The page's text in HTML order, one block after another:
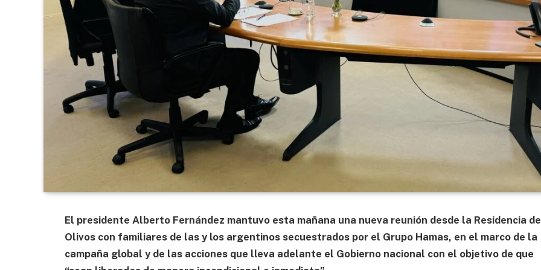
El presidente Alberto Fernández mantuvo esta mañana una nueva reunión desde la Residencia de
Olivos con familiares de las y los argentinos secuestrados por el Grupo Hamas, en el marco de la
campaña global y de las acciones que lleva adelante el Gobierno nacional con el objetivo de que